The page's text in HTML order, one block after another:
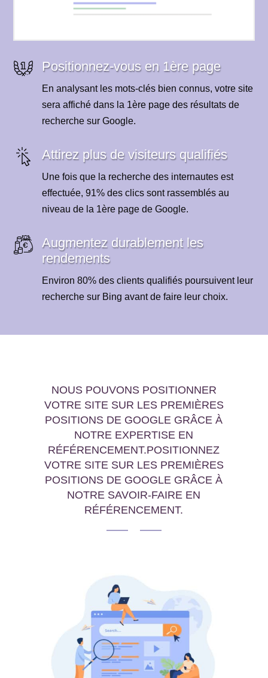
Positionnez-vous en 1ère page
En analysant les mots-clés bien connus, votre site
sera affiché dans la 1ère page des résultats de
recherche sur Google.
Attirez plus de visiteurs qualifiés
Une fois que la recherche des internautes est
effectuée, 91% des clics sont rassemblés au
niveau de la 1ère page de Google.
Augmentez durablement les
rendements
Environ 80% des clients qualifiés poursuivent leur
recherche sur Bing avant de faire leur choix.
NOUS POUVONS POSITIONNER
VOTRE SITE SUR LES PREMIÈRES
POSITIONS DE GOOGLE GRÂCE À
NOTRE EXPERTISE EN
RÉFÉRENCEMENT.POSITIONNEZ
VOTRE SITE SUR LES PREMIÈRES
POSITIONS DE GOOGLE GRÂCE À
NOTRE SAVOIR-FAIRE EN
RÉFÉRENCEMENT.